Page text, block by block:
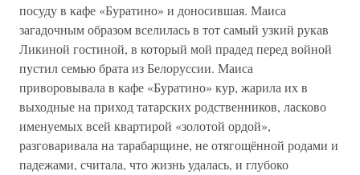
посуду в кафе «Буратино» и доносившая. Маиса
загадочным образом вселилась в тот самый узкий рукав
Ликиной гостиной, в который мой прадед перед войной
пустил семью брата из Белоруссии. Маиса
приворовывала в кафе «Буратино» кур, жарила их в
выходные на приход татарских родственников, ласково
именуемых всей квартирой «золотой ордой»,
разговаривала на тарабарщине, не отягощённой родами и
падежами, считала, что жизнь удалась, и глубоко